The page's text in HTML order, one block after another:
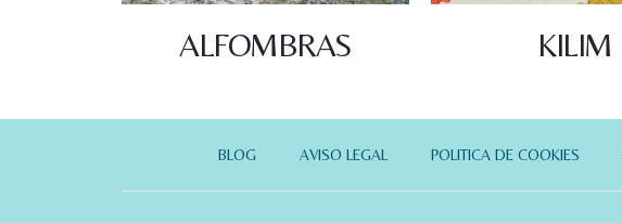
ALFOMBRAS KILIM
BLOG AVISO LEGAL POLITICA DE COOKIES